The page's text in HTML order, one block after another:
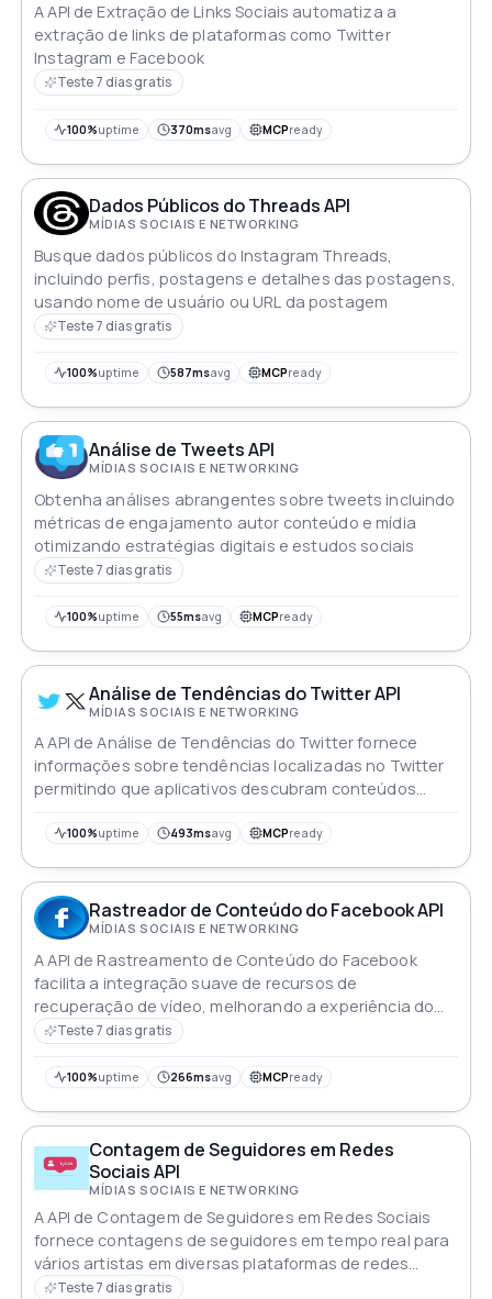
A API de Extração de Links Sociais automatiza a
extração de links de plataformas como Twitter
Instagram e Facebook
Teste 7 dias gratis
100%uptime 370msavg MCPready
Dados Públicos do Threads API
MÍDIAS SOCIAIS E NETWORKING
Busque dados públicos do Instagram Threads,
incluindo perfis, postagens e detalhes das postagens,
usando nome de usuário ou URL da postagem
Teste 7 dias gratis
100%uptime 587msavg MCPready
Análise de Tweets API
MÍDIAS SOCIAIS E NETWORKING
Obtenha análises abrangentes sobre tweets incluindo
métricas de engajamento autor conteúdo e mídia
otimizando estratégias digitais e estudos sociais
Teste 7 dias gratis
100%uptime 55msavg MCPready
Análise de Tendências do Twitter API
MÍDIAS SOCIAIS E NETWORKING
A API de Análise de Tendências do Twitter fornece
informações sobre tendências localizadas no Twitter
permitindo que aplicativos descubram conteúdos
100%uptime 493msavg MCPready
Rastreador de Conteúdo do Facebook API
MÍDIAS SOCIAIS E NETWORKING
A API de Rastreamento de Conteúdo do Facebook
facilita a integração suave de recursos de
recuperação de vídeo, melhorando a experiência do
usuário e o engajamento na plataforma do Facebook
Teste 7 dias gratis
100%uptime 266msavg MCPready
Contagem de Seguidores em Redes
Sociais API
MÍDIAS SOCIAIS E NETWORKING
A API de Contagem de Seguidores em Redes Sociais
fornece contagens de seguidores em tempo real para
vários artistas em diversas plataformas de redes
sociais Os desenvolvedores podem integrar esta API
Teste 7 dias gratis